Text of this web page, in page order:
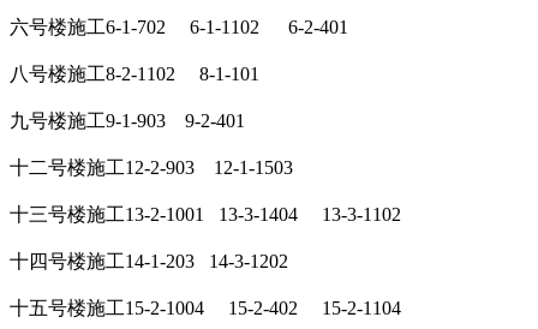
六号楼施工6-1-702 6-1-1102 6-2-401
八号楼施工8-2-1102 8-1-101
九号楼施工9-1-903 9-2-401
十二号楼施工12-2-903 12-1-1503
十三号楼施工13-2-1001 13-3-1404 13-3-1102
十四号楼施工14-1-203 14-3-1202
十五号楼施工15-2-1004 15-2-402 15-2-1104